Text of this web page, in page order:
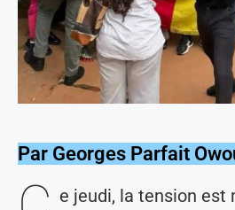
Par Georges Parfait
e jeudi, la tension est